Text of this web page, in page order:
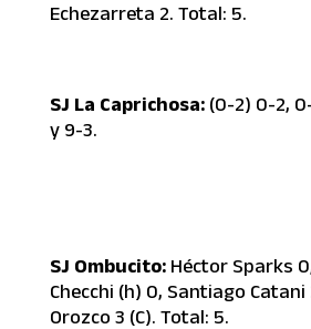
Echezarreta 2. Total: 5.
SJ La Caprichosa: (0-2) 0-2,
y 9-3.
SJ Ombucito: Héctor Sparks
Checchi (h) 0, Santiago
Orozco 3 (C). Total: 5.